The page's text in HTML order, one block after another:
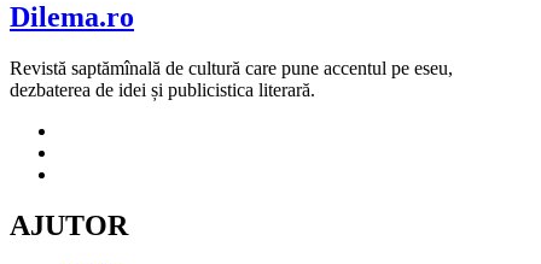
Dilema.ro
Revistă saptămînală de cultură care pune accentul pe eseu,
dezbaterea de idei și publicistica literară.
AJUTOR